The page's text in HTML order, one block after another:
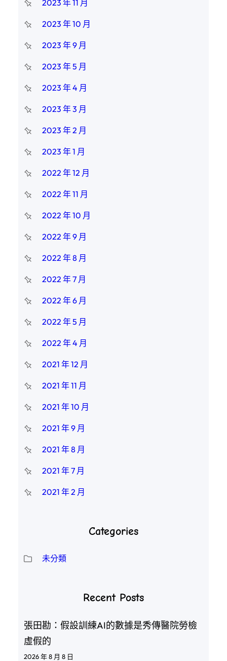
2023 年 11 月
2023 年 10 月
2023 年 9 月
2023 年 5 月
2023 年 4 月
2023 年 3 月
2023 年 2 月
2023 年 1 月
2022 年 12 月
2022 年 11 月
2022 年 10 月
2022 年 9 月
2022 年 8 月
2022 年 7 月
2022 年 6 月
2022 年 5 月
2022 年 4 月
2021 年 12 月
2021 年 11 月
2021 年 10 月
2021 年 9 月
2021 年 8 月
2021 年 7 月
2021 年 2 月
Categories
未分類
Recent Posts
張田勘：假設訓練AI的數據是秀傳醫院勞檢
虛假的
2026 年 8 月 8 日